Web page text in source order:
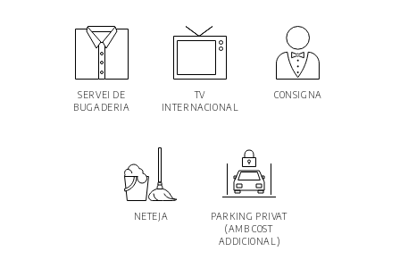
SERVEI DE
BUGADERIA
TV
INTERNACIONAL
CONSIGNA
NETEJA
PARKING PRIVAT
(AMB COST
ADDICIONAL)